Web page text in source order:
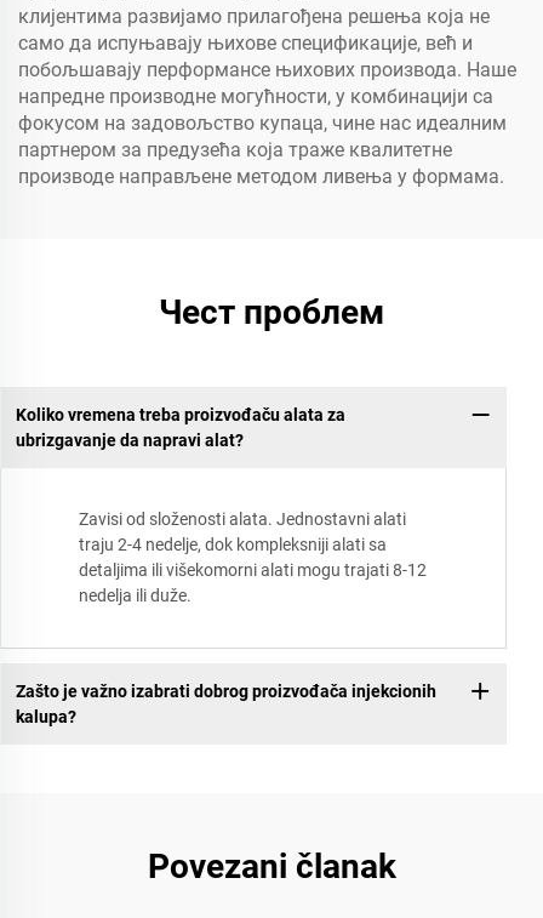
клијентима развијамо прилагођена решења која не
само да испуњавају њихове спецификације, већ и
побољшавају перформансе њихових производа. Наше
напредне производне могућности, у комбинацији са
фокусом на задовољство купаца, чине нас идеалним
партнером за предузећа која траже квалитетне
производе направљене методом ливења у формама.
Чест проблем
Koliko vremena treba proizvođaču alata za
ubrizgavanje da napravi alat?
Zavisi od složenosti alata. Jednostavni alati
traju 2-4 nedelje, dok kompleksniji alati sa
detaljima ili višekomorni alati mogu trajati 8-12
nedelja ili duže.
Zašto je važno izabrati dobrog proizvođača injekcionih
kalupa?
Povezani članak